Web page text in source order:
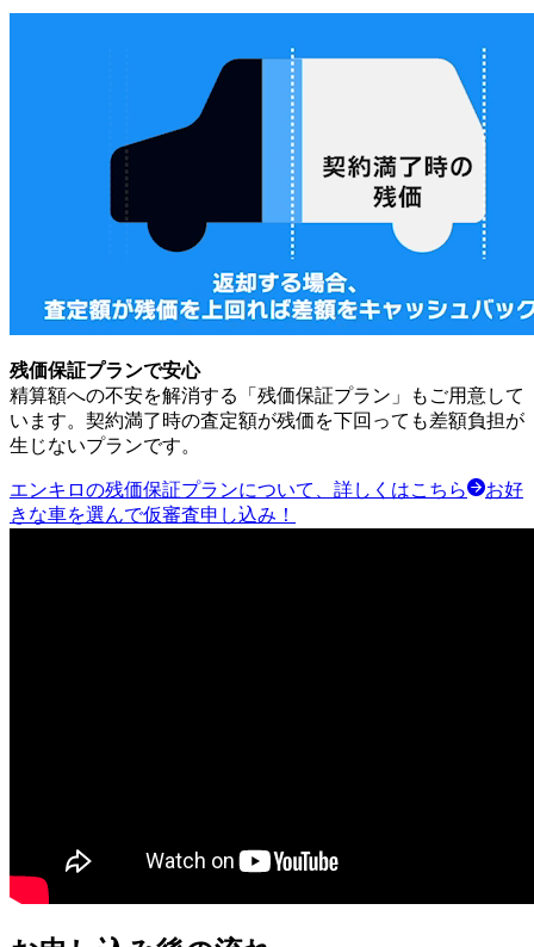
残価保証プランで安心
精算額への不安を解消する「残価保証プラン」もご用意して
います。契約満了時の査定額が残価を下回っても差額負担が
生じないプランです。
エンキロの残価保証プランについて、詳しくはこちら
お好
きな車を選んで仮審査申し込み！